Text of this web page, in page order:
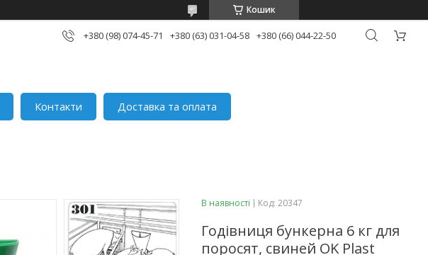
Кошик
+380 (98) 074-45-71 +380 (63) 031-04-58 +380 (66) 044-22-50
Контакти Доставка та оплата
В наявності Код: 20347
Годівниця бункерна 6 кг для
поросят, свиней OK Plast